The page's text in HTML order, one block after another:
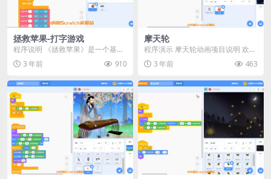
拯救苹果-打字游戏
程序说明 《拯救苹果》是一个基于
Scratch平台开发的打字练习游戏。
在这个游戏...
3 年前 910
摩天轮
程序演示 摩天轮动画项目说明 欢迎
来到“摩天轮”项目！这是一个专为小
朋友设计的S...
3 年前 463